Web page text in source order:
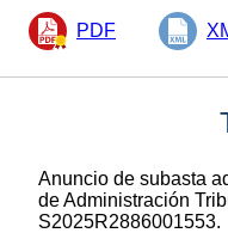
PDF
Anuncio de subasta
de Administración
S2025R2886001553.